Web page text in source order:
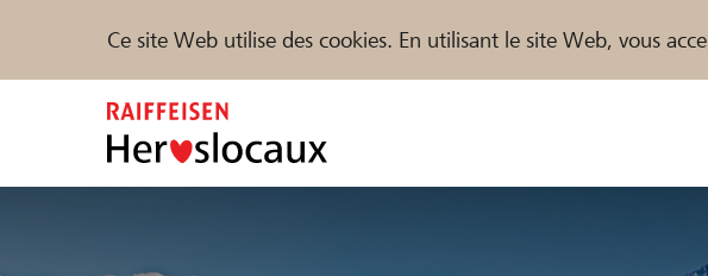
Ce site Web utilise des cookies. En utilisant le site Web, vous